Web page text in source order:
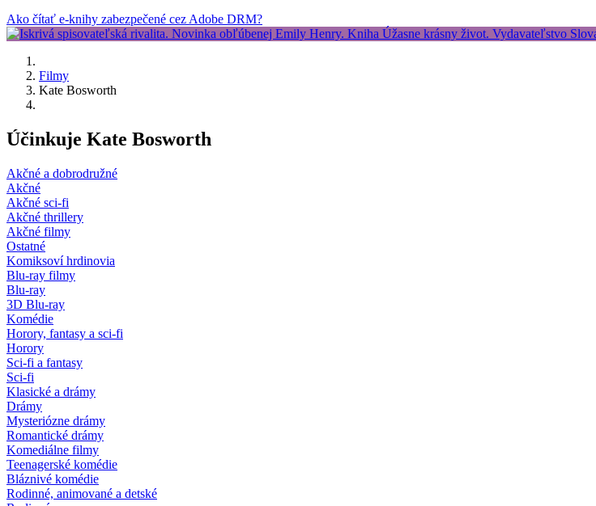
Ako čítať e-knihy zabezpečené cez Adobe DRM?
Filmy
Kate Bosworth
Účinkuje Kate Bosworth
Akčné a dobrodružné
Akčné
Akčné sci-fi
Akčné thrillery
Akčné filmy
Ostatné
Komiksoví hrdinovia
Blu-ray filmy
Blu-ray
3D Blu-ray
Komédie
Horory, fantasy a sci-fi
Horory
Sci-fi a fantasy
Sci-fi
Klasické a drámy
Drámy
Mysteriózne drámy
Romantické drámy
Komediálne filmy
Teenagerské komédie
Bláznivé komédie
Rodinné, animované a detské